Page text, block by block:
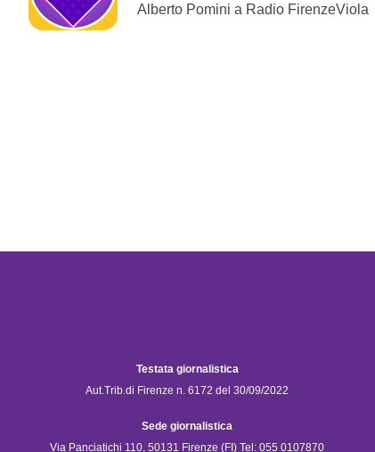
Alberto Pomini a Radio FirenzeViola
Testata giornalistica
Aut.Trib.di Firenze n. 6172 del 30/09/2022
Sede giornalistica
Via Panciatichi 110, 50131 Firenze (FI) Tel: 055 0107870